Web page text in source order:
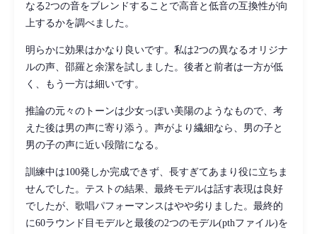
なる2つの音をブレンドすることで高音と低音の互換性が向
上するかを調べました。
明らかに効果はかなり良いです。私は2つの異なるオリジナ
ルの声、邵羅と余潔を試しました。後者と前者は一方が低
く、もう一方は細いです。
推論の元々のトーンは少女っぽい美陽のようなもので、考
えた後は男の声に寄り添う。声がより繊細なら、男の子と
男の子の声に近い段階になる。
訓練中は100発しか完成できず、長すぎてあまり役に立ちま
せんでした。テストの結果、最終モデルは話す表現は良好
でしたが、歌唱パフォーマンスはやや劣りました。最終的
に60ラウンド目モデルと最後の2つのモデル(pthファイル)を